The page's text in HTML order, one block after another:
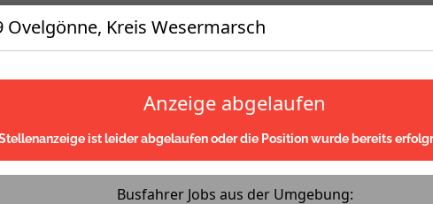
Kreis Wesermarsch
Anzeige abgelaufen
ist leider abgelaufen oder die Position wurde bereits
Busfahrer Jobs aus der Umgebung: